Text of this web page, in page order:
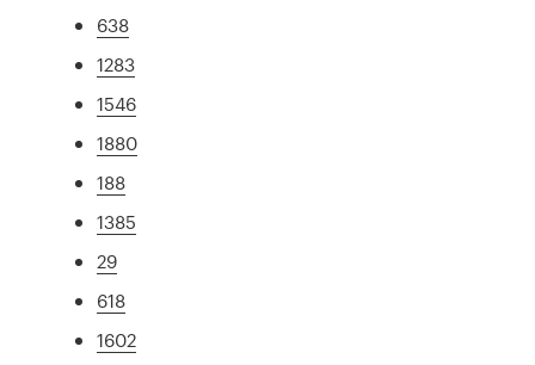
638
1283
1546
1880
188
1385
29
618
1602